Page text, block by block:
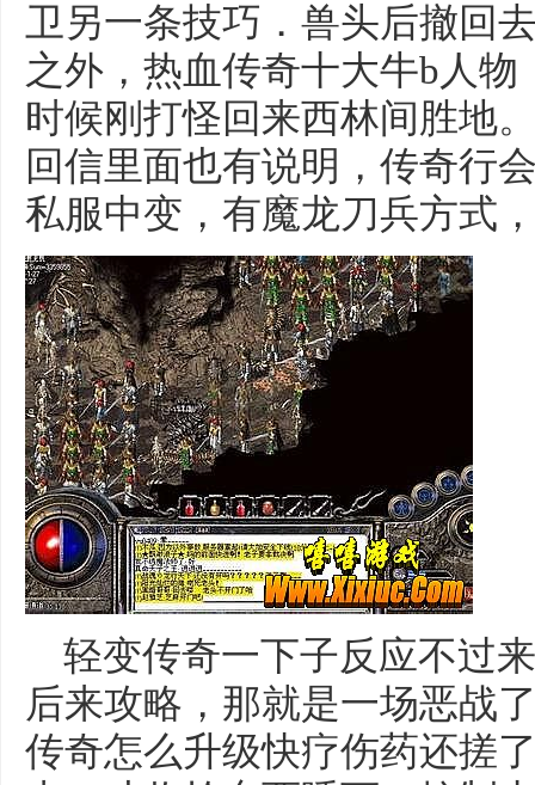
卫另一条技巧．兽头后撤回
之外，热血传奇十大牛b人
时候刚打怪回来西林间胜地
回信里面也有说明，传奇
私服中变，有魔龙刀兵方式
轻变传奇一下子反应不过
后来攻略，那就是一场恶战
传奇怎么升级快疗伤药还搓